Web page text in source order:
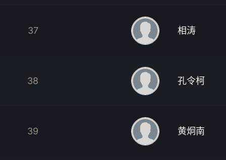
37 相涛
38 孔令柯
39 黄炯南